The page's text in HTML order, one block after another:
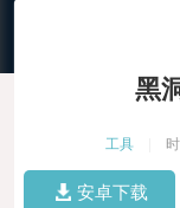
黑
工具
安卓下载